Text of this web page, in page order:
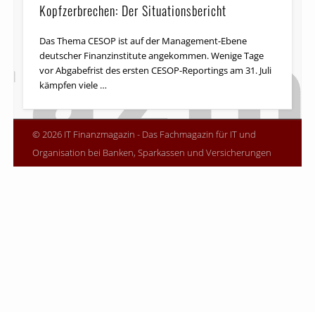
Kopfzerbrechen: Der Situationsbericht
Das Thema CESOP ist auf der Management-Ebene
deutscher Finanzinstitute angekommen. Wenige Tage
vor Abgabefrist des ersten CESOP-Reportings am 31. Juli
kämpfen viele …
© 2026 IT Finanzmagazin - Das Fachmagazin für IT und
Organisation bei Banken, Sparkassen und Versicherungen